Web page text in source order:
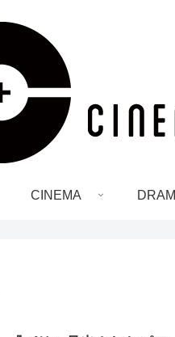
CINEMA